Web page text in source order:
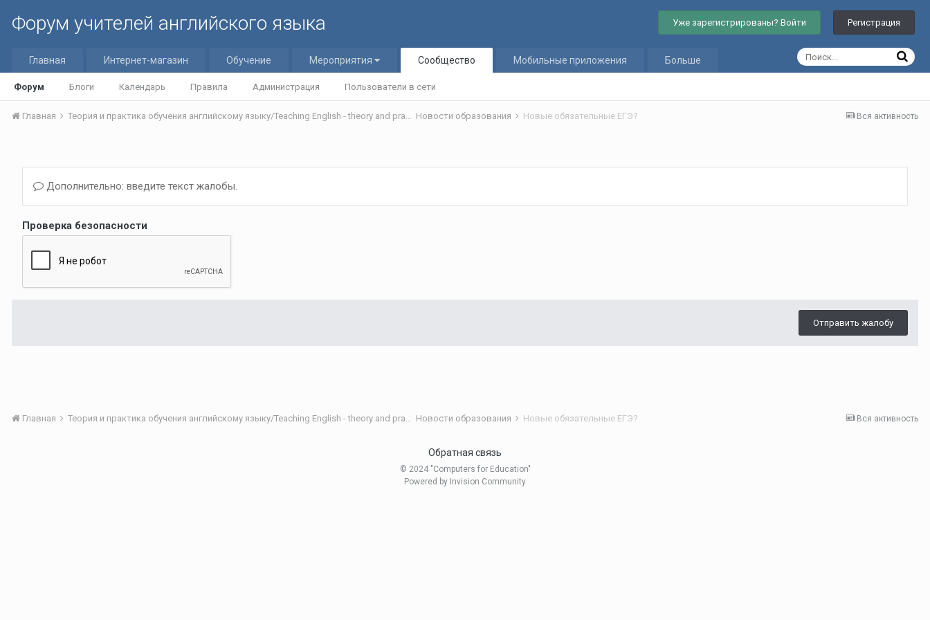
Форум учителей английского языка Уже зарегистрированы? Войти Регистрация
Главная Интернет-магазин Обучение Мероприятия Сообщество
Форум Блоги Календарь Правила Администрация Пользователи в сети
Мобильные приложения Больше
Вся активность
Главная Теория и практика обучения английскому языку/Teaching English - theory and practice Новости образования Новые обязательные ЕГЭ?
Дополнительно: введите текст жалобы.
Проверка безопасности
Отправить жалобу
Вся активность
Главная Теория и практика обучения английскому языку/Teaching English - theory and practice Новости образования Новые обязательные ЕГЭ?
Обратная связь
© 2024 "Computers for Education"
Powered by Invision Community